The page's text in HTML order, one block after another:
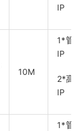
IP
10M
1*管
IP
2*高
IP
1*管